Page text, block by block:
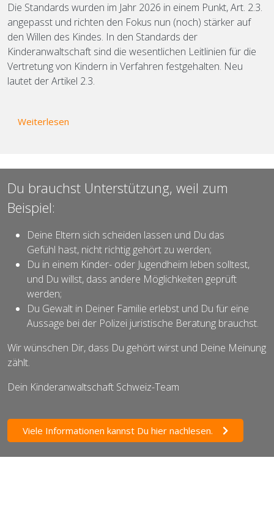
Die Standards wurden im Jahr 2026 in einem Punkt, Art. 2.3.
angepasst und richten den Fokus nun (noch) stärker auf
den Willen des Kindes. In den Standards der
Kinderanwaltschaft sind die wesentlichen Leitlinien für die
Vertretung von Kindern in Verfahren festgehalten. Neu
lautet der Artikel 2.3.
Weiterlesen
Du brauchst Unterstützung, weil zum
Beispiel:
Deine Eltern sich scheiden lassen und Du das
Gefühl hast, nicht richtig gehört zu werden;
Du in einem Kinder- oder Jugendheim leben solltest,
und Du willst, dass andere Möglichkeiten geprüft
werden;
Du Gewalt in Deiner Familie erlebst und Du für eine
Aussage bei der Polizei juristische Beratung brauchst.
Wir wünschen Dir, dass Du gehört wirst und Deine Meinung
zählt.
Dein Kinderanwaltschaft Schweiz-Team
Viele Informationen kannst Du hier nachlesen.